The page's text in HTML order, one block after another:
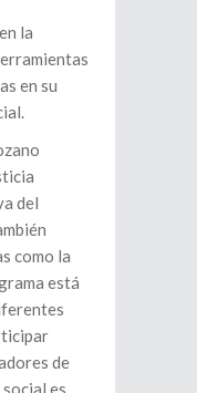
la
en su
del
como la
está
de
es